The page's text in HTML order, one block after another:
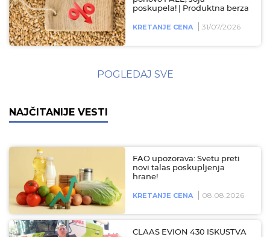
poskupela! | Produktna berza
KRETANJE CENA 31/07/2026
POGLEDAJ SVE
NAJČITANIJE VESTI
FAO upozorava: Svetu preti
novi talas poskupljenja
hrane!
KRETANJE CENA 08.08.2026
CLAAS EVION 430 ISKUSTVA